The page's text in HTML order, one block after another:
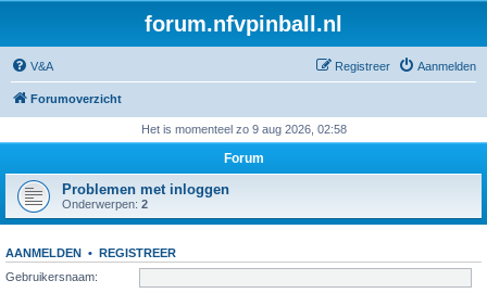
forum.nfvpinball.nl
V&A Aanmelden
Registreer
Forumoverzicht
Het is momenteel zo 9 aug 2026, 02:58
Forum
Problemen met inloggen
Onderwerpen: 2
AANMELDEN • REGISTREER
Gebruikersnaam: